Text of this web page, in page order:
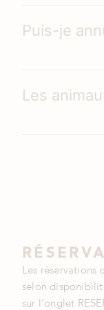
Puis-je
Les
Les réservations
selon
sur l’onglet